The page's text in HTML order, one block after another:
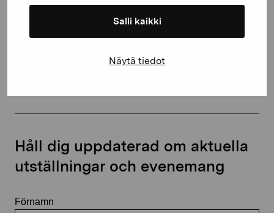
Salli kaikki
Näytä tiedot
Håll dig uppdaterad om aktuella
utställningar och evenemang
Förnamn